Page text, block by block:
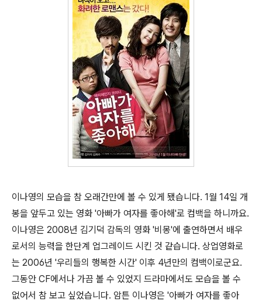
이나영의 모습을 참 오래간만에 볼 수 있게 됐습니다. 1월 14일 개
봉을 앞두고 있는 영화 '아빠가 여자를 좋아해'로 컴백을 하니까요.
이나영은 2008년 김기덕 감독의 영화 '비몽'에 출연하면서 배우
로서의 능력을 한단계 업그레이드 시킨 것 같습니다. 상업영화로
는 2006년 '우리들의 행복한 시간' 이후 4년만의 컴백이로군요.
그동안 CF에서나 가끔 볼 수 있었지 드라마에서도 모습을 볼 수
없어서 참 보고 싶었습니다. 암튼 이나영은 '아빠가 여자를 좋아